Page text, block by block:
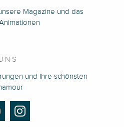
Magazine und das
und Ihre schönsten